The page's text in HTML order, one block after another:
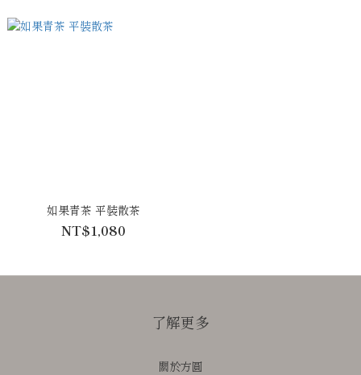
如果青茶 平裝散茶
NT$1,080
了解更多
關於方圓